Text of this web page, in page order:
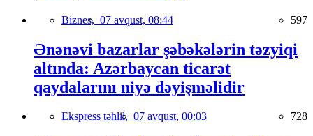
Biznes, 07 avqust, 08:44 597
Ənənəvi bazarlar şəbəkələrin təzyiqi
altında: Azərbaycan ticarət
qaydalarını niyə dəyişməlidir
Ekspress təhlil, 07 avqust, 00:03 728